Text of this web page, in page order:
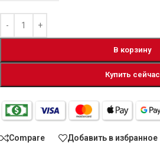
В корзину
Купить сейчас
Compare Добавить в избранное